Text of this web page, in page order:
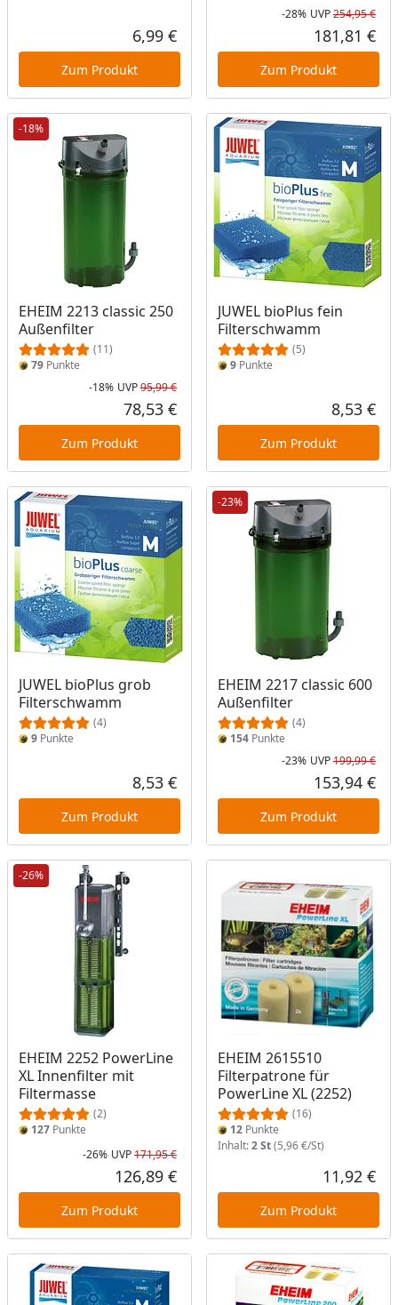
Aktueller Preis
6,99 €
Zum Produkt
-28% UVP254,95 €
181,81 €
Zum Produkt
-18%
EHEIM 2213 classic 250
Außenfilter
(11)
79 Punkte
Rabatt in Prozent
-18%
Ursprünglicher Preis
UVP95,99 €
Aktueller Preis
78,53 €
Zum Produkt
JUWEL bioPlus fein
Filterschwamm
(5)
9Punkte
8,53 €
Zum Produkt
JUWEL bioPlus grob
Filterschwamm
(4)
9 Punkte
Aktueller Preis
8,53 €
Zum Produkt
-23%
EHEIM 2217 classic 600
Außenfilter
(4)
154Punkte
-23% UVP199,99 €
153,94 €
Zum Produkt
-26%
EHEIM 2252 PowerLine
XL Innenfilter mit
Filtermasse
(2)
127 Punkte
Rabatt in Prozent
-26%
Ursprünglicher Preis
UVP171,95 €
Aktueller Preis
126,89 €
Zum Produkt
EHEIM 2615510
Filterpatrone für
PowerLine XL (2252)
(16)
12Punkte
Inhalt:2 St(5,96 €/St)
11,92 €
Zum Produkt